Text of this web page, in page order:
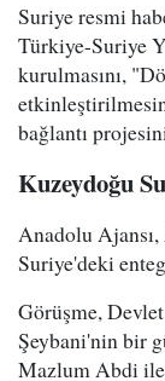
Suriye resmi
Türkiye-Suriye
kurulmasını,
bağlantı
Kuzeydoğu
Anadolu
Suriye'deki
Görüşme,
Şeybani'nin bir
Mazlum Abdi ile